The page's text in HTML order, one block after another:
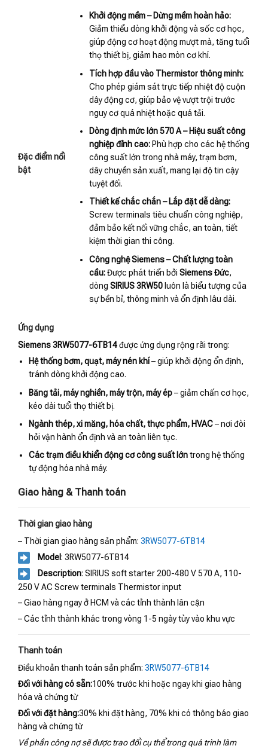
Đặc điểm nổi
bật
Khởi động mềm – Dừng mềm hoàn hảo:
Giảm thiểu dòng khởi động và sốc cơ học,
giúp động cơ hoạt động mượt mà, tăng tuổi
thọ thiết bị, giảm hao mòn cơ khí.
Tích hợp đầu vào Thermistor thông minh:
Cho phép giám sát trực tiếp nhiệt độ cuộn
dây động cơ, giúp bảo vệ vượt trội trước
nguy cơ quá nhiệt hoặc quá tải.
Dòng định mức lớn 570 A – Hiệu suất công
nghiệp đỉnh cao: Phù hợp cho các hệ thống
công suất lớn trong nhà máy, trạm bơm,
dây chuyền sản xuất, mang lại độ tin cậy
tuyệt đối.
Thiết kế chắc chắn – Lắp đặt dễ dàng:
Screw terminals tiêu chuẩn công nghiệp,
đảm bảo kết nối vững chắc, an toàn, tiết
kiệm thời gian thi công.
Công nghệ Siemens – Chất lượng toàn
cầu:Được phát triển bởi Siemens Đức,
dòng SIRIUS 3RW50luôn là biểu tượng của
sự bền bỉ, thông minh và ổn định lâu dài.
Ứng dụng
Siemens 3RW5077-6TB14được ứng dụng rộng rãi trong:
Hệ thống bơm, quạt, máy nén khí– giúp khởi động ổn định,
tránh dòng khởi động cao.
Băng tải, máy nghiền, máy trộn, máy ép– giảm chấn cơ học,
kéo dài tuổi thọ thiết bị.
Ngành thép, xi măng, hóa chất, thực phẩm, HVAC– nơi đòi
hỏi vận hành ổn định và an toàn liên tục.
Các trạm điều khiển động cơ công suất lớntrong hệ thống
tự động hóa nhà máy.
Giao hàng & Thanh toán
Thời gian giao hàng
– Thời gian giao hàng sản phẩm: 3RW5077-6TB14
Model: 3RW5077-6TB14
Description: SIRIUS soft starter 200-480 V 570 A, 110-
250 V AC Screw terminals Thermistor input
– Giao hàng ngay ở HCM và các tỉnh thành lân cận
– Các tỉnh thành khác trong vòng 1-5 ngày tùy vào khu vực
Thanh toán
Điều khoản thanh toán sản phẩm: 3RW5077-6TB14
Đối với hàng có sẵn:100% trước khi hoặc ngay khi giao hàng
hóa và chứng từ
Đối với đặt hàng:30% khi đặt hàng, 70% khi có thông báo giao
hàng và chứng từ
Về phần công nợ sẽ được trao đổi cụ thể trong quá trình làm